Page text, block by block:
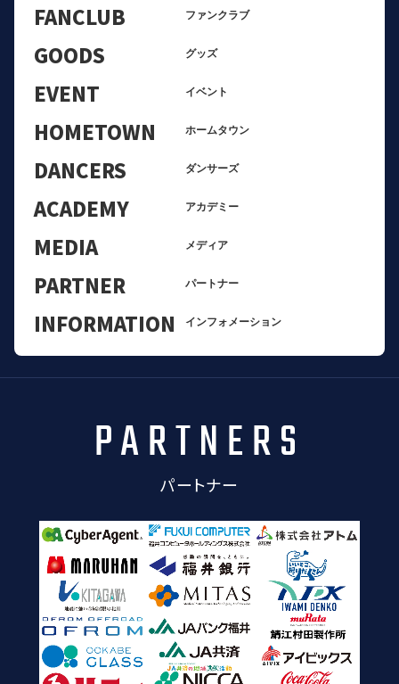
FANCLUB ファンクラブ
GOODS グッズ
EVENT イベント
HOMETOWN ホームタウン
DANCERS ダンサーズ
ACADEMY アカデミー
MEDIA メディア
PARTNER パートナー
INFORMATION インフォメーション
PARTNERS
パートナー